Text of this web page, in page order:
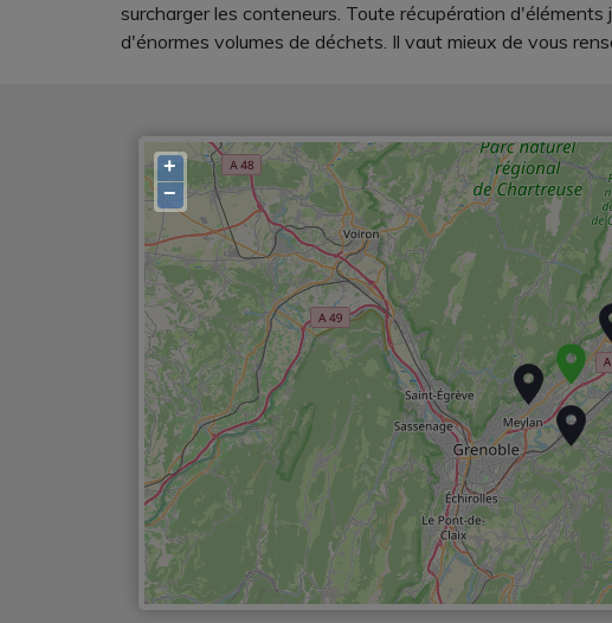
surcharger les conteneurs. Toute récupération
d'énormes volumes de déchets. Il vaut mieux de vous
+
−